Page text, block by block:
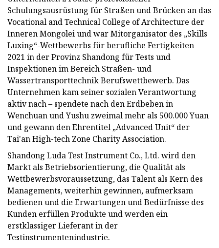
Schulungsausrüstung für Straßen und Brücken an das
Vocational and Technical College of Architecture der
Inneren Mongolei und war Mitorganisator des „Skills
Luxing“-Wettbewerbs für berufliche Fertigkeiten
2021 in der Provinz Shandong für Tests und
Inspektionen im Bereich Straßen- und
Wassertransporttechnik Berufswettbewerb. Das
Unternehmen kam seiner sozialen Verantwortung
aktiv nach – spendete nach den Erdbeben in
Wenchuan und Yushu zweimal mehr als 500.000 Yuan
und gewann den Ehrentitel „Advanced Unit“ der
Tai'an High-tech Zone Charity Association.
Shandong Luda Test Instrument Co., Ltd. wird den
Markt als Betriebsorientierung, die Qualität als
Wettbewerbsvoraussetzung, das Talent als Kern des
Managements, weiterhin gewinnen, aufmerksam
bedienen und die Erwartungen und Bedürfnisse des
Kunden erfüllen Produkte und werden ein
erstklassiger Lieferant in der
Testinstrumentenindustrie.